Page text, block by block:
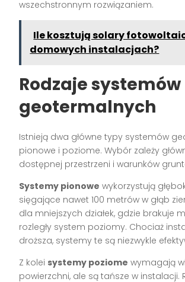
wszechstronnym rozwiązaniem.
Ile kosztują solary
domowych instalacjach?
Rodzaje systemów
geotermalnych
Istnieją dwa główne typy systemów
pionowe i poziome. Wybór zależy
dostępnej przestrzeni i warunków
Systemy pionowe wykorzystują
sięgające nawet 100 metrów w głąb
dla mniejszych działek, gdzie brakuje
rozległy system poziomy. Chociaż
droższa, systemy te są niezwykle
Z kolei systemy poziome wymagają
powierzchni, ale są tańsze w instalacji.